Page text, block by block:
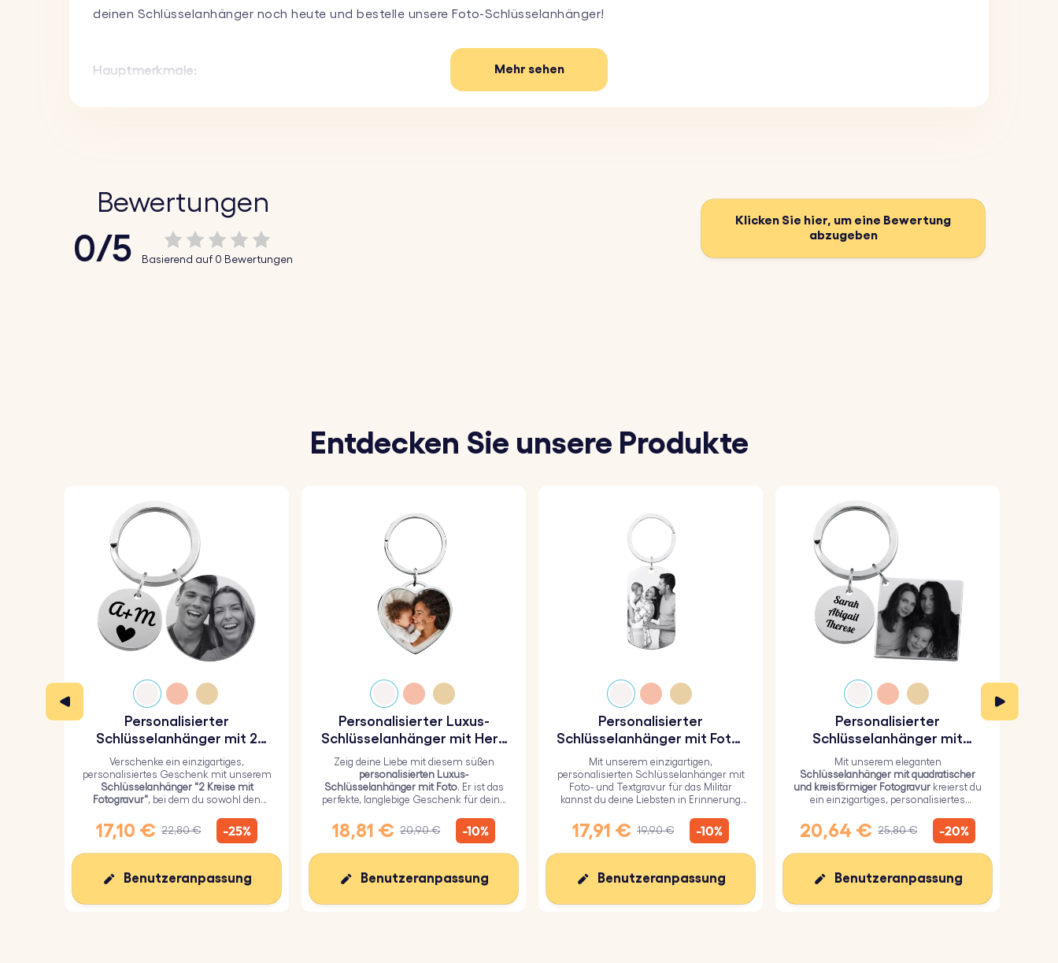
deinen Schlüsselanhänger noch heute und bestelle unsere Foto-Schlüsselanhänger!
Hauptmerkmale:
♥ Perfektes Geschenk:Dieser personalisierte Schlüsselanhänger eignet sich ideal für Geburtstage, Jahrestage oder andere besondere Anlässe
und ist ein durchdachtes und unvergessliches Geschenk.
Das Design ist leicht und passt mit seinem stilvollen Aussehen zu jedem Schlüsselbund oder Schlüsselbund.
Abmessungen:45 mm x 45 mm
Abmessungen des Rings:
Material:Acryl-Schlüsselanhänger
Mehr sehen
Bewertungen
0/5 Basierend auf 0 Bewertungen
Klicken Sie hier, um eine Bewertung
abzugeben
Entdecken Sie unsere Produkte
Personalisierter
Schlüsselanhänger mit 2
Kreisen und graviertem Foto
Verschenke ein einzigartiges,
personalisiertes Geschenk mit unserem
Schlüsselanhänger "2 Kreise mit
Fotogravur", bei dem du sowohl den
Bild als auch den kleineren Kreis mit
einem Text gravieren kannst.
17,10 € 22,80 € -25%
Benutzeranpassung
Personalisierter Luxus-
Schlüsselanhänger mit Herz
und Foto
Zeig deine Liebe mit diesem süßen
personalisierten Luxus-
Schlüsselanhänger mit Foto. Er ist das
perfekte, langlebige Geschenk für deine
Epoxidglasschicht überzogen.
18,81 € 20,90 € -10%
Benutzeranpassung
Personalisierter
Schlüsselanhänger mit Foto-
und Textgravur für das
Militär
Mit unserem einzigartigen,
personalisierten Schlüsselanhänger mit
Foto- und Textgravur für das Militär
kannst du deine Liebsten in Erinnerung
17,91 € 19,90 € -10%
Benutzeranpassung
Personalisierter
Schlüsselanhänger mit
quadratischer und
kreisförmiger Fotogravur
Mit unserem eleganten
Schlüsselanhänger mit quadratischer
und kreisförmiger Fotogravur kreierst du
ein einzigartiges, personalisiertes
Bild auf dem Quadrat und einen Text auf
dem Kreis hinzufügen kannst.
20,64 € 25,80 € -20%
Benutzeranpassung